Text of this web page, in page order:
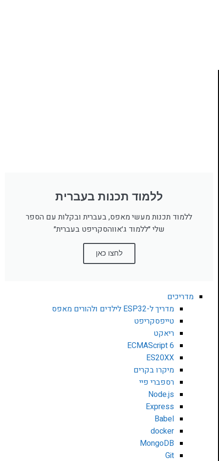
ללמוד תכנות בעברית
ללמוד תכנות מעשי מאפס, בעברית ובקלות עם הספר
שלי ״ללמוד ג׳אווהסקריפט בעברית״
לחצו כאן
מדריך ל-ESP32 לילדים ולהורים מאפס
טייפסקריפט
ריאקט
ECMAScript 6
ES20XX
מיקרו בקרים
רספברי פיי
Node.js
Express
Babel
docker
MongoDB